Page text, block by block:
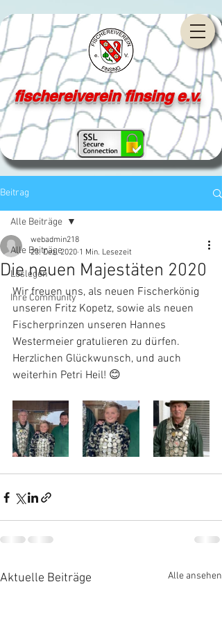
fischereiverein finsing e.v.
Beitrag
Alle Beiträge
Loslegen
Ihre Community
Alle Beiträge
Die neuen Majestäten 2020
webadmin218
23. Dez. 2020 1 Min. Lesezeit
Wir freuen uns, als neuen Fischerkönig
unseren Fritz Kopetz, sowie als neuen
Fischerprinzen unseren Hannes
Westermeier gratulieren zu dürfen.
Herzlichen Glückwunsch, und auch
weiterhin Petri Heil! 😊
Aktuelle Beiträge Alle ansehen